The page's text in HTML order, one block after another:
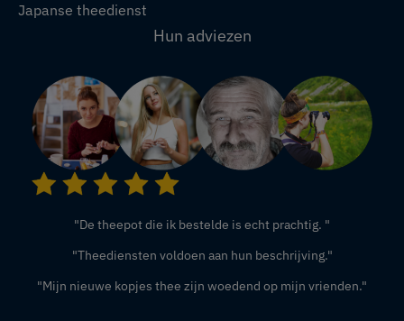
Japanse theedienst
Hun adviezen
"De theepot die ik bestelde is echt prachtig. "
"Theediensten voldoen aan hun beschrijving."
"Mijn nieuwe kopjes thee zijn woedend op mijn vrienden."